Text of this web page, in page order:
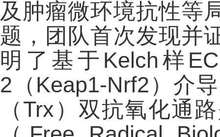
及肿瘤微环境抗性等
题，团队首次发现并
明了基于Kelch样
2（Keap1-Nrf2）介
（Trx）双抗氧化通